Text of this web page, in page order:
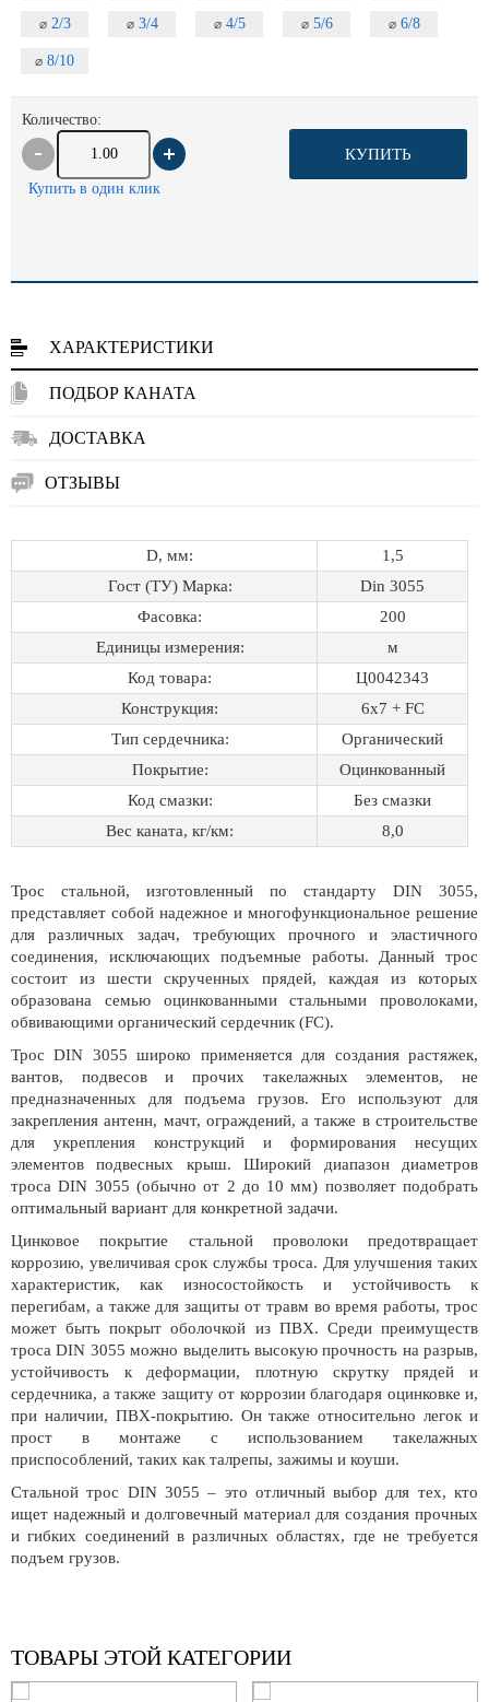
⌀2/3 ⌀3/4 ⌀4/5 ⌀5/6 ⌀6/8
⌀ 8/10
Количество:
КУПИТЬ
Купить в один клик
ХАРАКТЕРИСТИКИ
ПОДБОР КАНАТА
ДОСТАВКА
ОТЗЫВЫ
D, мм:
1,5
Гост (ТУ) Марка:
Din 3055
Фасовка:
200
Единицы измерения:
м
Код товара:
Ц0042343
Конструкция:
6х7 + FC
Тип сердечника:
Органический
Покрытие:
Оцинкованный
Код смазки:
Без смазки
Вес каната, кг/км:
8,0
Трос стальной, изготовленный по стандарту DIN 3055,
представляет собой надежное и многофункциональное решение
для различных задач, требующих прочного и эластичного
соединения, исключающих подъемные работы. Данный трос
состоит из шести скрученных прядей, каждая из которых
образована семью оцинкованными стальными проволоками,
обвивающими органический сердечник (FC).
Трос DIN 3055 широко применяется для создания растяжек,
вантов, подвесов и прочих такелажных элементов, не
предназначенных для подъема грузов. Его используют для
закрепления антенн, мачт, ограждений, а также в строительстве
для укрепления конструкций и формирования несущих
элементов подвесных крыш. Широкий диапазон диаметров
троса DIN 3055 (обычно от 2 до 10 мм) позволяет подобрать
оптимальный вариант для конкретной задачи.
Цинковое покрытие стальной проволоки предотвращает
коррозию, увеличивая срок службы троса. Для улучшения таких
характеристик, как износостойкость и устойчивость к
перегибам, а также для защиты от травм во время работы, трос
может быть покрыт оболочкой из ПВХ. Среди преимуществ
троса DIN 3055 можно выделить высокую прочность на разрыв,
устойчивость к деформации, плотную скрутку прядей и
сердечника, а также защиту от коррозии благодаря оцинковке и,
при наличии, ПВХ-покрытию. Он также относительно легок и
прост в монтаже с использованием такелажных
приспособлений, таких как талрепы, зажимы и коуши.
Стальной трос DIN 3055 – это отличный выбор для тех, кто
ищет надежный и долговечный материал для создания прочных
и гибких соединений в различных областях, где не требуется
подъем грузов.
ТОВАРЫ ЭТОЙ КАТЕГОРИИ